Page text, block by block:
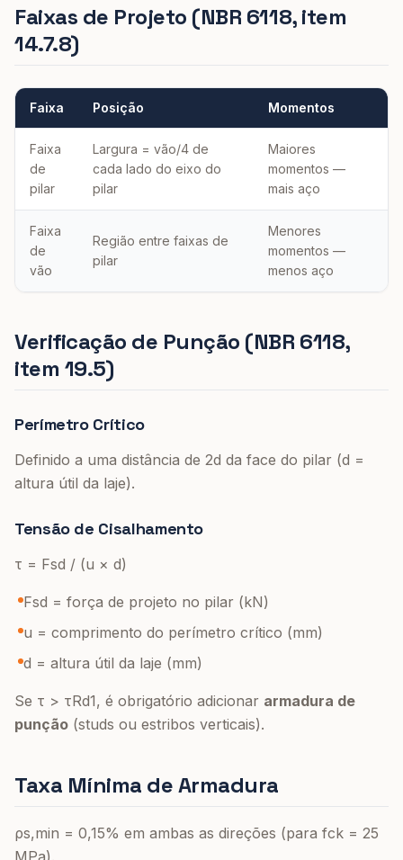
Faixas de Projeto (NBR 6118, item
14.7.8)
Faixa Posição Momentos
Faixa
de
pilar
Largura = vão/4 de
cada lado do eixo do
pilar
Maiores
momentos —
mais aço
Faixa
de
vão
Região entre faixas de
pilar
Menores
momentos —
menos aço
Verificação de Punção (NBR 6118,
item 19.5)
Perímetro Crítico
Definido a uma distância de 2d da face do pilar (d =
altura útil da laje).
Tensão de Cisalhamento
τ = Fsd / (u × d)
Fsd = força de projeto no pilar (kN)
u = comprimento do perímetro crítico (mm)
d = altura útil da laje (mm)
Se τ > τRd1, é obrigatório adicionar armadura de
punção (studs ou estribos verticais).
Taxa Mínima de Armadura
ρs,min = 0,15% em ambas as direções (para fck = 25
MPa).